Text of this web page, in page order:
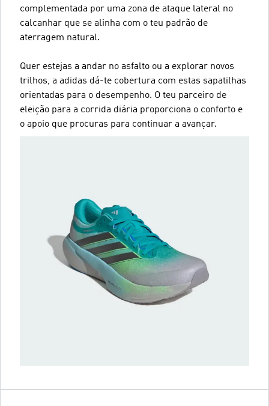
complementada por uma zona de ataque lateral no
calcanhar que se alinha com o teu padrão de
aterragem natural.
Quer estejas a andar no asfalto ou a explorar novos
trilhos, a adidas dá-te cobertura com estas sapatilhas
orientadas para o desempenho. O teu parceiro de
eleição para a corrida diária proporciona o conforto e
o apoio que procuras para continuar a avançar.